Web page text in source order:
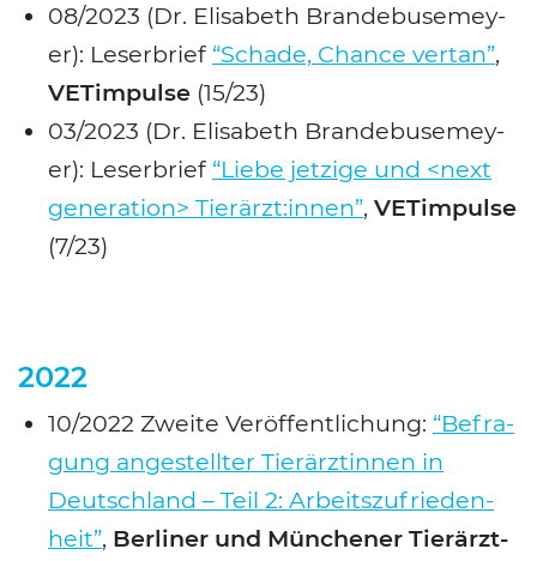
08/2023 (Dr. Eli­sa­beth Bran­de­bu­se­mey­
er): Leser­brief “Scha­de, Chan­ce ver­tan”,
VET­im­pul­se (15/23)
03/2023 (Dr. Eli­sa­beth Bran­de­bu­se­mey­
er): Leser­brief “Lie­be jet­zi­ge und <next
gene­ra­ti­on> Tierärzt:innen”, VET­im­pul­se
(7/23)
2022
10/2022 Zwei­te Ver­öf­fent­li­chung: “Befra­
gung ange­stell­ter Tier­ärz­tin­nen in
Deutsch­land – Teil 2: Arbeits­zu­frie­den­
heit”, Ber­li­ner und Mün­che­ner Tier­ärzt­